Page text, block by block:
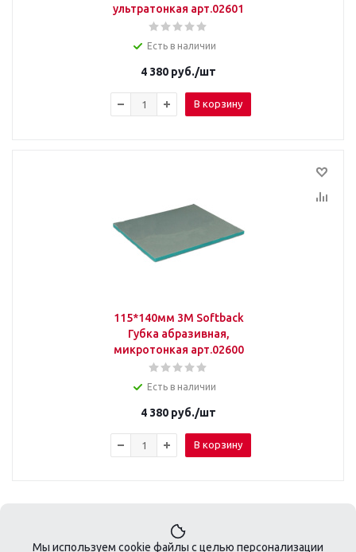
ультратонкая арт.02601
Есть в наличии
4 380 руб./шт
В корзину
115*140мм 3M Softback
Губка абразивная,
микротонкая арт.02600
Есть в наличии
4 380 руб./шт
В корзину
Мы используем cookie файлы с целью персонализации